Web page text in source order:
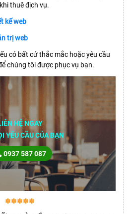
thuê địch vụ.
kế web
trị web
có bất cứ thắc mắc hoặc yêu cầu
chúng tôi được phục vụ bạn.
HỆ NGAY
YÊU CẦU CỦA BẠN
0937 587 087
✽✽✽✽✽